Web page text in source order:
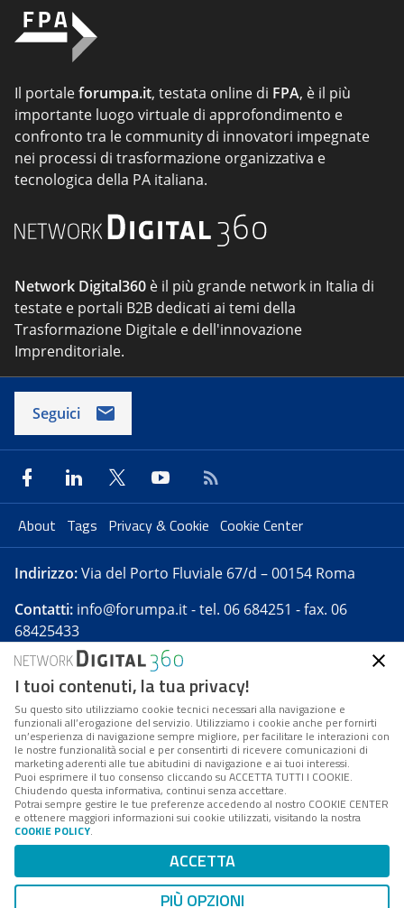
Il portaleforumpa.it, testata online di FPA, è il più
importante luogo virtuale di approfondimento e
confronto tra le community di innovatori impegnate
nei processi di trasformazione organizzativa e
tecnologica della PA italiana.
Network Digital360 è il più grande network in Italia di
testate e portali B2B dedicati ai temi della
Trasformazione Digitale e dell'innovazione
Imprenditoriale.
Seguici
About Tags Privacy & Cookie Cookie Center
Indirizzo:Via del Porto Fluviale 67/d – 00154 Roma
Contatti: info@forumpa.it- tel. 06 684251 - fax. 06
68425433
Forumpa.itè una pubblicazione telematica iscritta
presso Registro della stampa del Tribunale di Roma -
Reg. n. 182 del 2 maggio 2008 - Direttore resp. Michela
Stentella
FPA s.r.l. è società soggetta a Direzione e
Coordinamento da parte di Digital360 S.p.A. - FPA s.r.l.
è un'azienda certificata per il sistema di management
Codice Fiscale/Partita IVA n. 10693191008 - R.E.A. Roma
n. 1249791. ISP AWS
Mappa del sito
I tuoi contenuti, la tua privacy!
Su questo sito utilizziamo cookie tecnici necessari alla navigazione e
funzionali all’erogazione del servizio. Utilizziamo i cookie anche per fornirti
un’esperienza di navigazione sempre migliore, per facilitare le interazioni con
le nostre funzionalità social e per consentirti di ricevere comunicazioni di
marketing aderenti alle tue abitudini di navigazione e ai tuoi interessi.
Puoi esprimere il tuo consenso cliccando su ACCETTA TUTTI I COOKIE.
Chiudendo questa informativa, continui senza accettare.
Potrai sempre gestire le tue preferenze accedendo al nostro COOKIE CENTER
e ottenere maggiori informazioni sui cookie utilizzati, visitando la nostra
COOKIE POLICY.
ACCETTA
PIÙ OPZIONI